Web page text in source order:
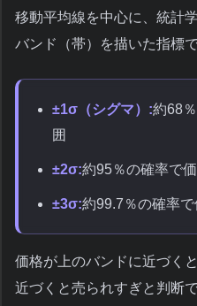
移動平均線を中心に、統計
バンド（帯）を描いた指標で
±1σ（シグマ）:約68
囲
±2σ:約95％の確率で
±3σ:約99.7％の確率
価格が上のバンドに近づく
近づくと売られすぎと判断